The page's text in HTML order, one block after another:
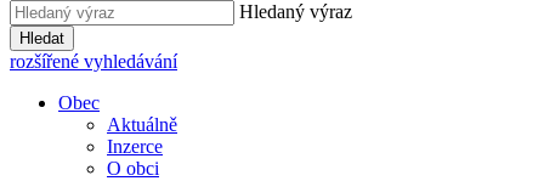
Hledaný výraz
Hledat
rozšířené vyhledávání
Obec
Aktuálně
Inzerce
O obci